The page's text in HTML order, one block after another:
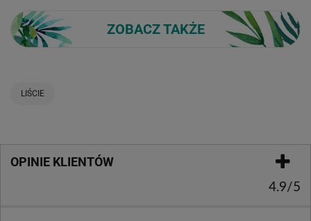
ZOBACZ TAKŻE
LIŚCIE
OPINIE KLIENTÓW
4.9/5